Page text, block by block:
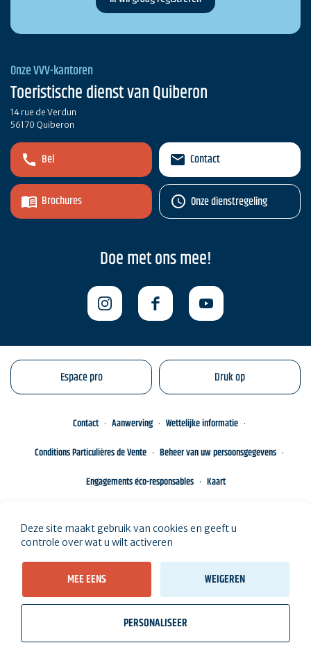
Onze VVV-kantoren
Toeristische dienst van Quiberon
14 rue de Verdun
56170 Quiberon
Bel
Brochures
Contact
Onze dienstregeling
Doe met ons mee!
Espace pro Druk op
Contact Aanwerving
Wettelijke informatie
Conditions Particulières de Vente
Beheer van uw persoonsgegevens
Engagements éco-responsables
Kaart
Deze site maakt gebruik van cookies en geeft u
controle over wat u wilt activeren
MEE EENS WEIGEREN
PERSONALISEER